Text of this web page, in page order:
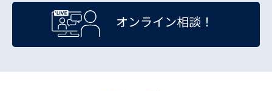
オンライン相談！